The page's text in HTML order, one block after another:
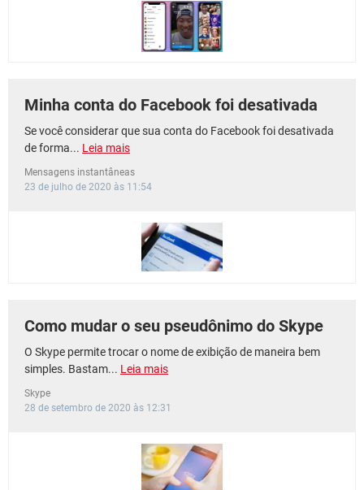
Minha conta do Facebook foi desativada
Se você considerar que sua conta do Facebook foi desativada
de forma... Leia mais
Mensagens instantâneas
23 de julho de 2020 às 11:54
Como mudar o seu pseudônimo do Skype
O Skype permite trocar o nome de exibição de maneira bem
simples. Bastam... Leia mais
Skype
28 de setembro de 2020 às 12:31